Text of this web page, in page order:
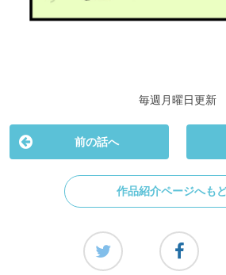
毎週月曜日更新
前の話へ
作品紹介ページへも